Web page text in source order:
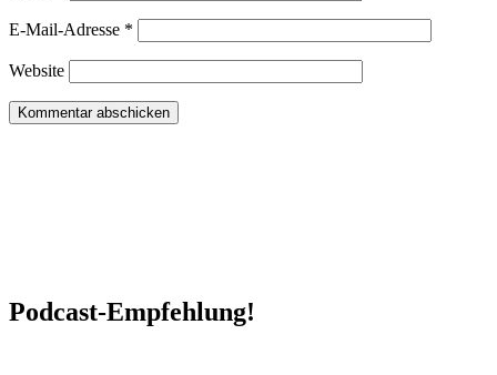
E-Mail-Adresse *
Website
Podcast-Empfehlung!